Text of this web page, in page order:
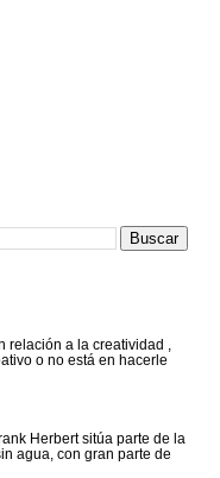
relación a la creatividad ,
o no está en hacerle
Herbert sitúa parte de la
agua, con gran parte de